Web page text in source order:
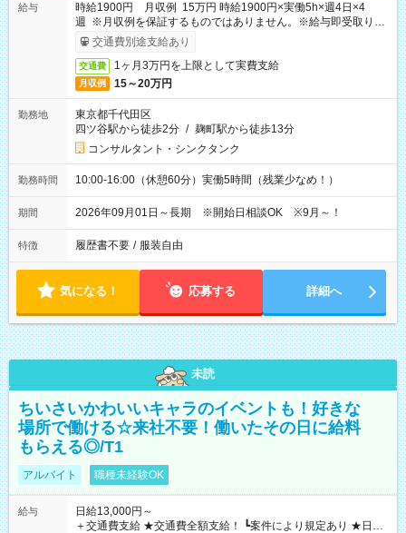
給与
時給1900円 月収例 15万円 時給1900円×実働5h×週4日×4
週 ※月収例を保証するものではありません。※給与即受取りサ
ービス利用可（利用条件有）
交通費別途支給あり
交通費 1ヶ月3万円を上限として実費支給
月収例 15～20万円
勤務地
東京都千代田区
四ツ谷駅から徒歩2分 / 麹町駅から徒歩13分
コンサルタント・シンクタンク
勤務時間 10:00-16:00（休憩60分）実働5時間（残業少なめ！）
期間 2026年09月01日～長期 ※開始日相談OK ※9月～！
特徴 履歴書不要 / 服装自由
気になる！ 応募する 詳細へ
未読
ちいさいかわいいキャラのイベントも！好きな
場所で働ける☆来社不要！働いたその日に給料
もらえる◎/T1
アルバイト 職種未経験OK
給与
日給13,000円～
＋交通費支給 ★交通費全額支給！ ┗案件により規定あり ★日払